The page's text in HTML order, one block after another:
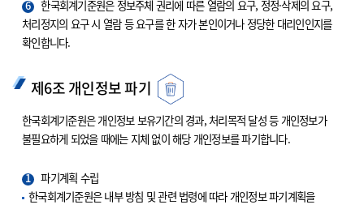
6
한국회계기준원은 정보주체 권리에 따른 열람의 요구, 정정·삭제의 요구,
처리정지의 요구 시 열람 등 요구를 한 자가 본인이거나 정당한 대리인인지를
확인합니다.
제6조 개인정보 파기
한국회계기준원은 개인정보 보유기간의 경과, 처리목적 달성 등 개인정보가
불필요하게 되었을 때에는 지체 없이 해당 개인정보를 파기합니다.
1
파기계획 수립
한국회계기준원은 내부 방침 및 관련 법령에 따라 개인정보 파기계획을